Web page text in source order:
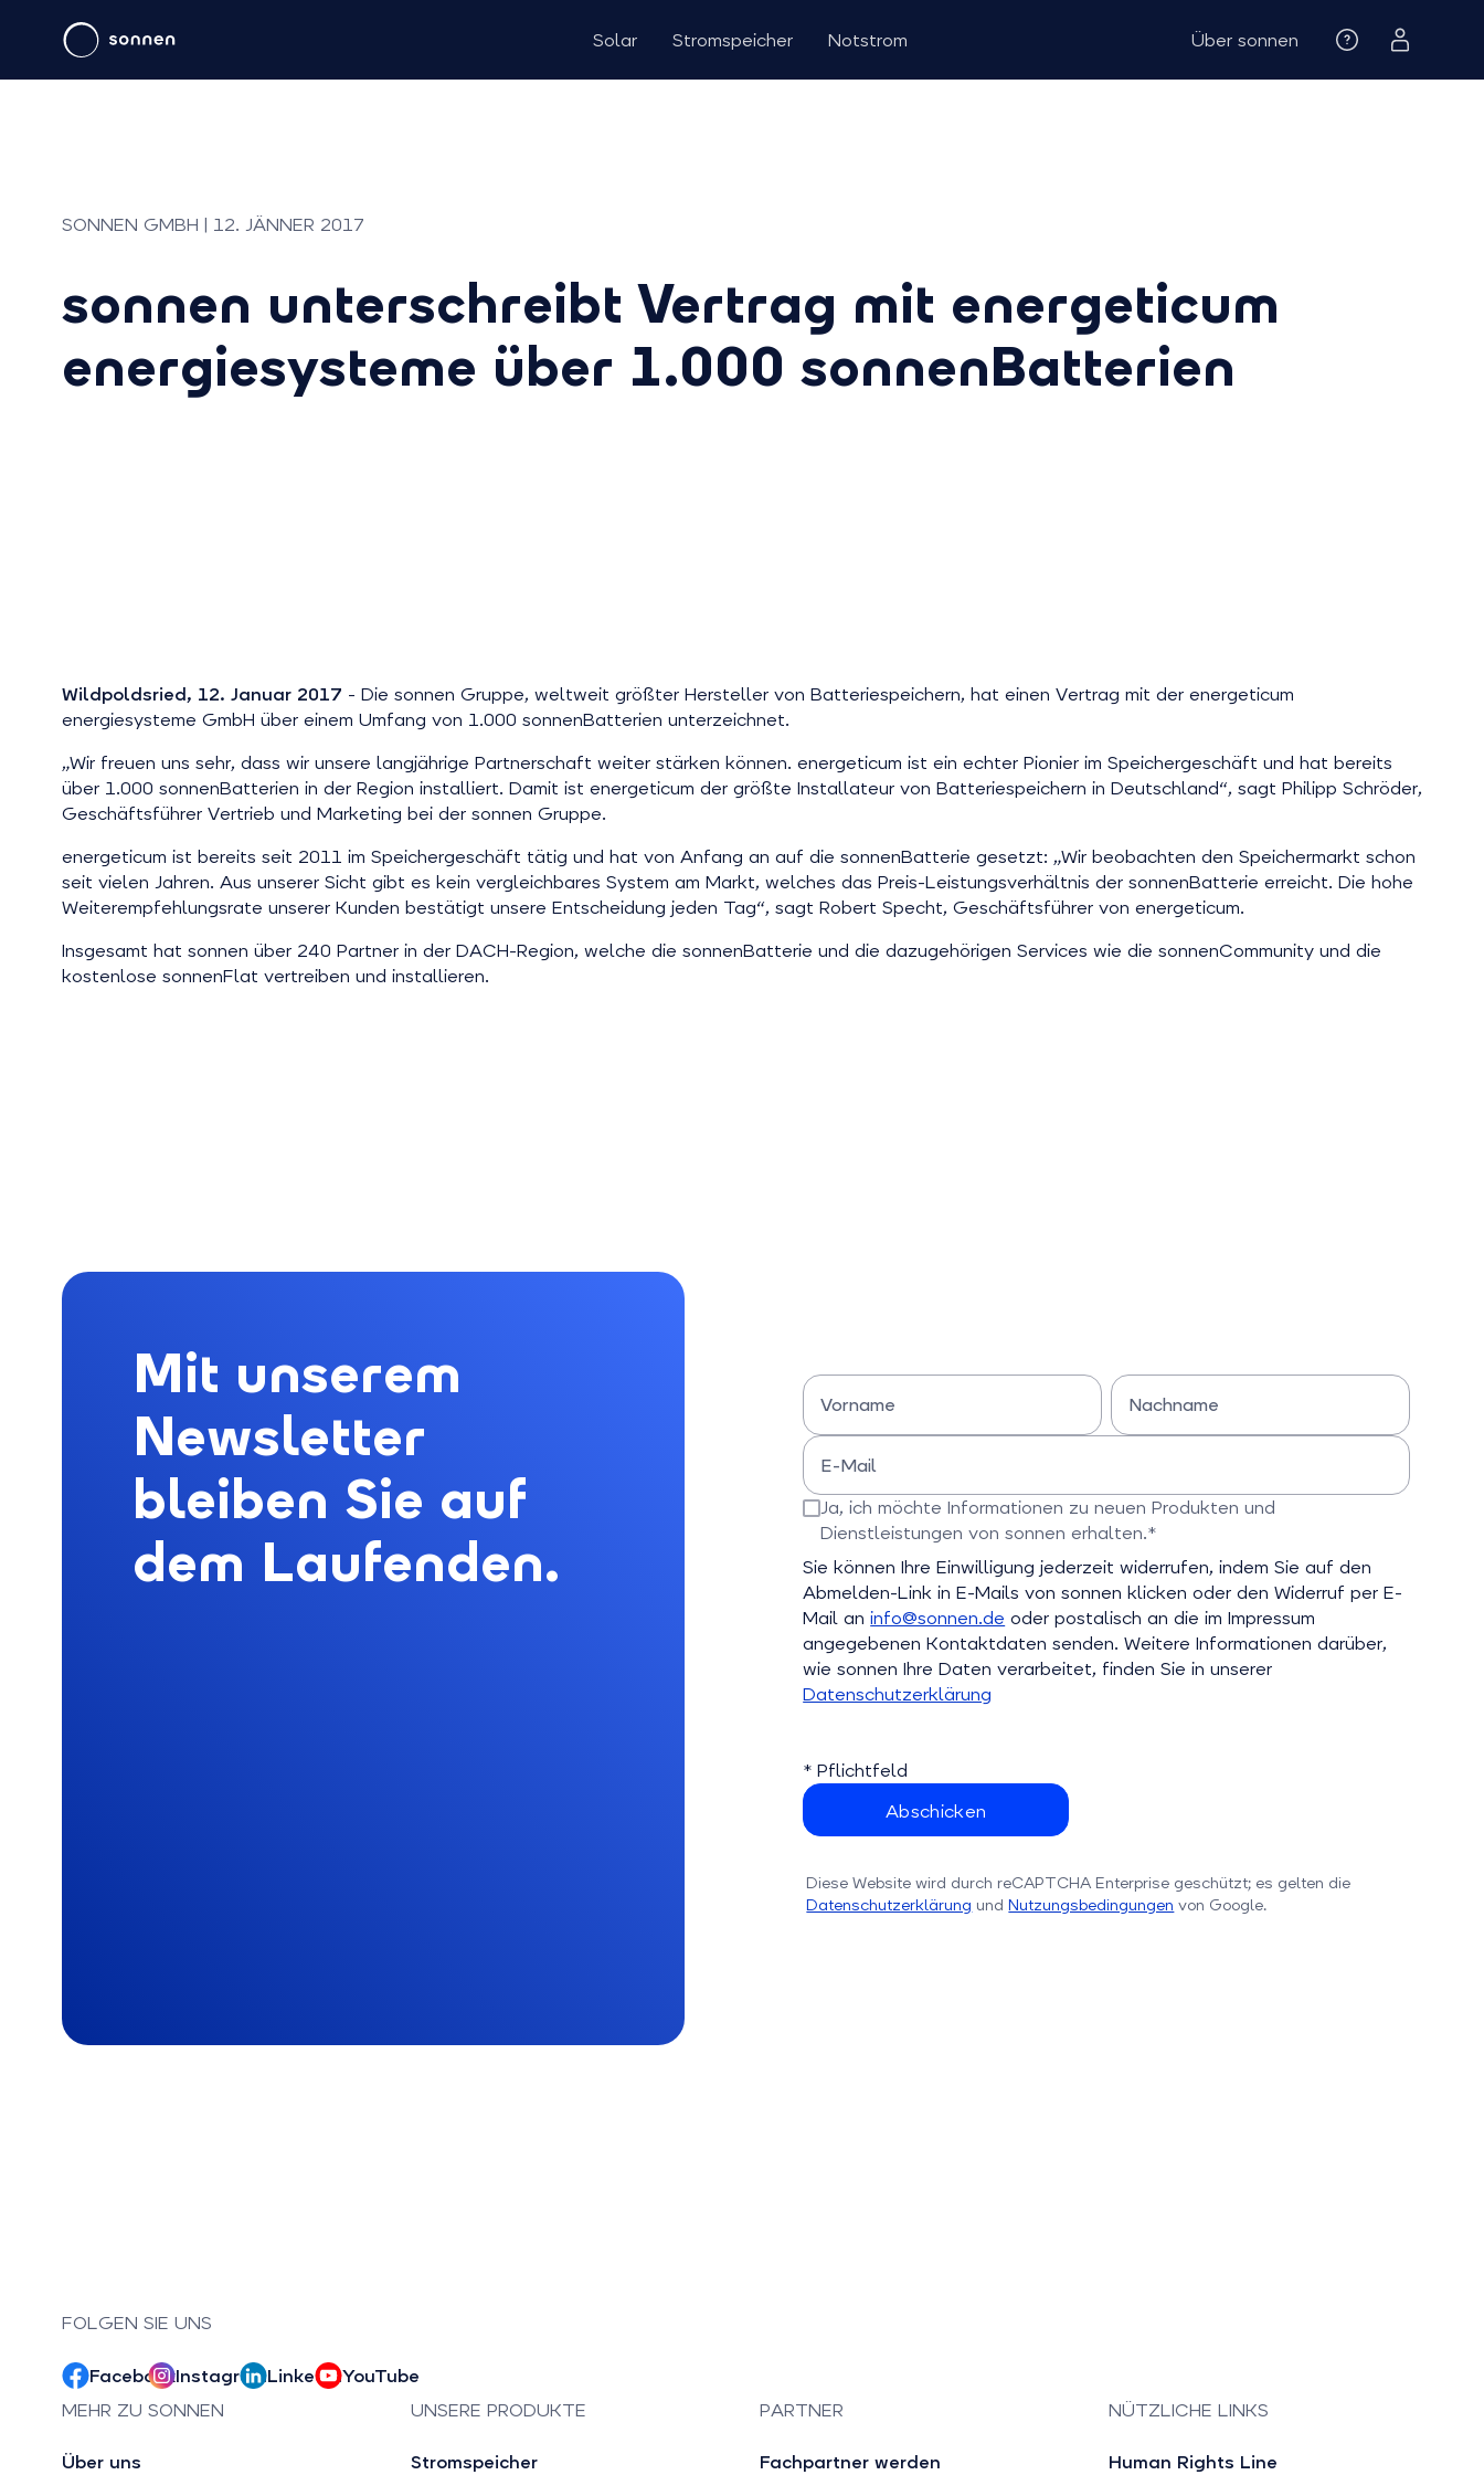
Solar Stromspeicher Notstrom Über sonnen
SONNEN GMBH | 12. JÄNNER 2017
sonnen unterschreibt Vertrag mit energeticum
energiesysteme über 1.000 sonnenBatterien
Wildpoldsried, 12. Januar 2017 - Die sonnen Gruppe, weltweit größter Hersteller von Batteriespeichern, hat einen Vertrag mit der energeticum
energiesysteme GmbH über einem Umfang von 1.000 sonnenBatterien unterzeichnet.
„Wir freuen uns sehr, dass wir unsere langjährige Partnerschaft weiter stärken können. energeticum ist ein echter Pionier im Speichergeschäft und hat bereits
über 1.000 sonnenBatterien in der Region installiert. Damit ist energeticum der größte Installateur von Batteriespeichern in Deutschland“, sagt Philipp Schröder,
Geschäftsführer Vertrieb und Marketing bei der sonnen Gruppe.
energeticum ist bereits seit 2011 im Speichergeschäft tätig und hat von Anfang an auf die sonnenBatterie gesetzt: „Wir beobachten den Speichermarkt schon
seit vielen Jahren. Aus unserer Sicht gibt es kein vergleichbares System am Markt, welches das Preis-Leistungsverhältnis der sonnenBatterie erreicht. Die hohe
Weiterempfehlungsrate unserer Kunden bestätigt unsere Entscheidung jeden Tag“, sagt Robert Specht, Geschäftsführer von energeticum.
Insgesamt hat sonnen über 240 Partner in der DACH-Region, welche die sonnenBatterie und die dazugehörigen Services wie die sonnenCommunity und die
kostenlose sonnenFlat vertreiben und installieren.
Mit unserem
Newsletter
bleiben Sie auf
dem Laufenden.
Vorname
Bitte Vornamen eingeben
Nachname
E-Mail
Bitte E-Mail-Adresse eingeben
Ja, ich möchte Informationen zu neuen Produkten und
Dienstleistungen von sonnen erhalten.*
Bitte bestätigen Sie dieses Feld
Sie können Ihre Einwilligung jederzeit widerrufen, indem Sie auf den
Abmelden-Link in E-Mails von sonnen klicken oder den Widerruf per E-
Mail aninfo@sonnen.de oder postalisch an die im Impressum
angegebenen Kontaktdaten senden. Weitere Informationen darüber,
wie sonnen Ihre Daten verarbeitet, finden Sie in unserer
Datenschutzerklärung
* Pflichtfeld
Diese Website wird durch reCAPTCHA Enterprise geschützt; es gelten die
Datenschutzerklärung undNutzungsbedingungen von Google.
FOLGEN SIE UNS
FacebookInstagramLinkedInYouTube
MEHR ZU SONNEN
Über uns
UNSERE PRODUKTE
Stromspeicher
PARTNER
Fachpartner werden
NÜTZLICHE LINKS
Human Rights Line